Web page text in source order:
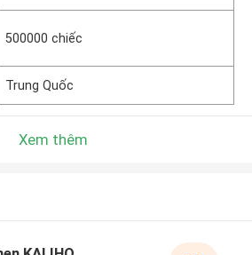
500000 chiếc
Trung Quốc
Xem thêm